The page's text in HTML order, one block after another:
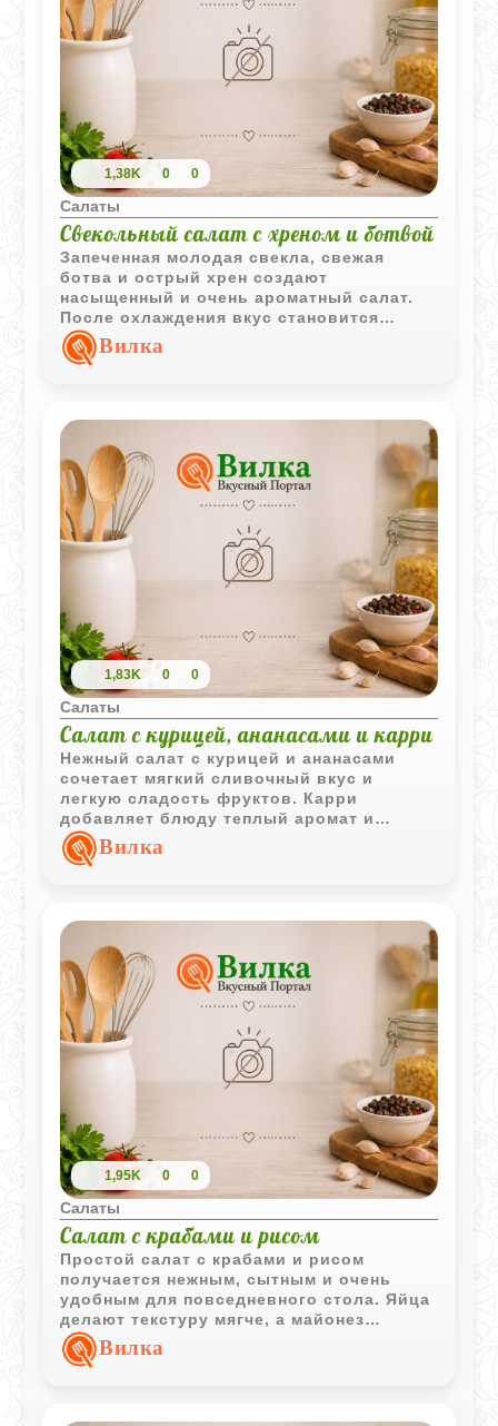
1,38K 0 0
Салаты
Свекольный салат с хреном и ботвой
Запеченная молодая свекла, свежая
ботва и острый хрен создают
насыщенный и очень ароматный салат.
После охлаждения вкус становится
более ярким и гармоничным.
Вилка
1,83K 0 0
Салаты
Салат с курицей, ананасами и карри
Нежный салат с курицей и ананасами
сочетает мягкий сливочный вкус и
легкую сладость фруктов. Карри
добавляет блюду теплый аромат и
делает вкус более ярким и необычным.
Вилка
1,95K 0 0
Салаты
Салат с крабами и рисом
Простой салат с крабами и рисом
получается нежным, сытным и очень
удобным для повседневного стола. Яйца
делают текстуру мягче, а майонез
хорошо объединяет все ингредиенты.
Вилка